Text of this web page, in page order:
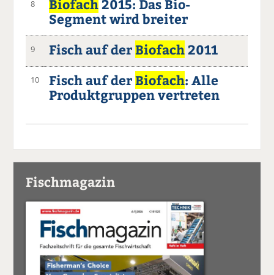
8 Biofach2015: Das Bio-
Segment wird breiter
9 Fisch auf derBiofach2011
10 Fisch auf derBiofach: Alle
Produktgruppen vertreten
Fischmagazin